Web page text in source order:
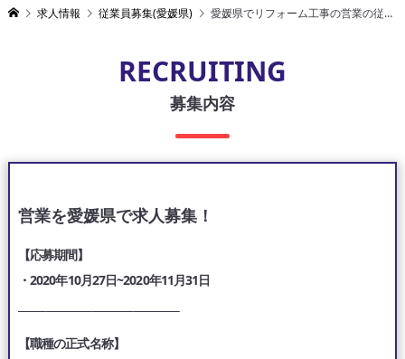
求人情報 従業員募集(愛媛県) 愛媛県でリフォーム工事の営業の従業員の求人募集！[正社員]
RECRUITING
募集内容
営業を愛媛県で求人募集！
【応募期間】
・2020年10月27日~2020年11月31日
【職種の正式名称】